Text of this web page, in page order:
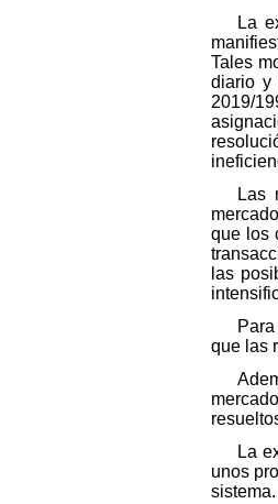
La
Tales
diario y
2019/
Las
que los
las
que las
La
unos
sistema.